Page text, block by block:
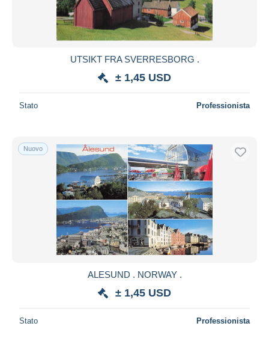
UTSIKT FRA SVERRESBORG .
± 1,45 USD
Stato Professionista
Nuovo
ALESUND . NORWAY .
± 1,45 USD
Stato Professionista